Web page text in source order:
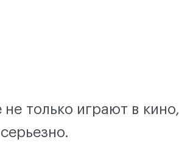
только играют в кино,